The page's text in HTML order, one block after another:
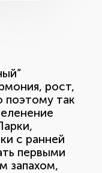
рост,
поэтому так
с ранней
первыми
запахом,